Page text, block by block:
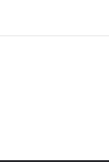
Piala AFF